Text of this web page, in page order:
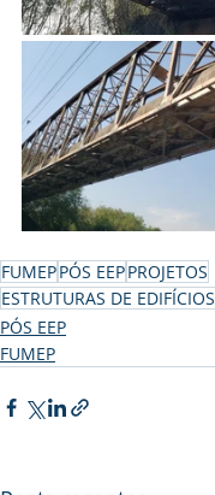
FUMEPPÓS EEPPROJETOS
ESTRUTURAS DE EDIFÍCIOS
PÓS EEP
FUMEP